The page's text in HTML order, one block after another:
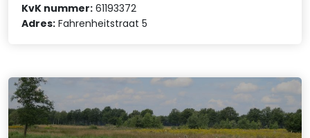
KvK nummer: 61193372
Adres: Fahrenheitstraat 5